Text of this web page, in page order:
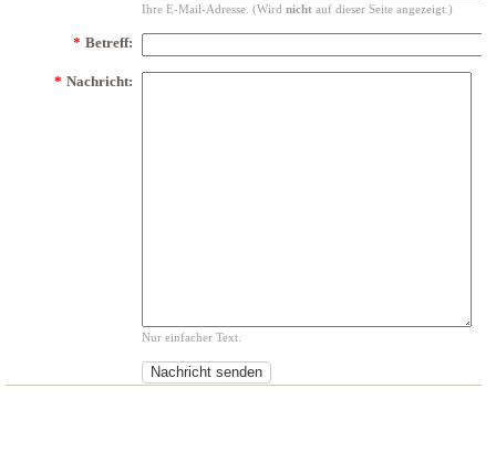
Ihre E-Mail-Adresse. (Wird nicht auf dieser Seite angezeigt.)
* Betreff:
* Nachricht:
Nur einfacher Text.